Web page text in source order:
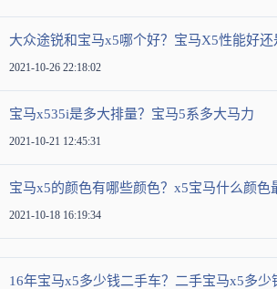
大众途锐和宝马x5哪个好？宝马X5性能好还
2021-10-26 22:18:02
宝马x535i是多大排量？宝马5系多大马力
2021-10-21 12:45:31
宝马x5的颜色有哪些颜色？x5宝马什么颜色
2021-10-18 16:19:34
16年宝马x5多少钱二手车？二手宝马x5多少